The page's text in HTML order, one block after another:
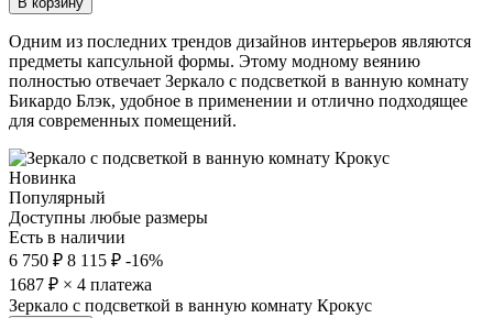
Одним из последних трендов дизайнов интерьеров являются
предметы капсульной формы. Этому модному веянию
полностью отвечает Зеркало с подсветкой в ванную комнату
Бикардо Блэк, удобное в применении и отлично подходящее
для современных помещений.
Новинка
Популярный
Доступны любые размеры
Есть в наличии
6 750 ₽ 8 115 ₽ -16%
1687 ₽ × 4 платежа
Зеркало с подсветкой в ванную комнату Крокус